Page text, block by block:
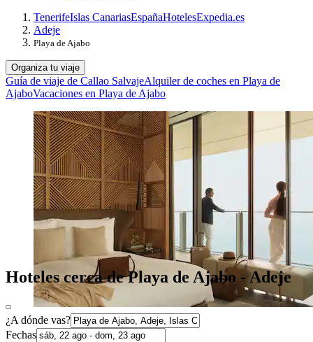
TenerifeIslas CanariasEspañaHotelesExpedia.es
Adeje
Playa de Ajabo
Organiza tu viaje
Guía de viaje de Callao SalvajeAlquiler de coches en Playa de
AjaboVacaciones en Playa de Ajabo
Hoteles cerca de Playa de Ajabo - Adeje
¿A dónde vas?
Fechas